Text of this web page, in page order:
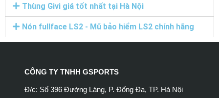
Thùng Givi giá tốt nhất tại Hà Nội
Nón fullface LS2 - Mũ bảo hiểm LS2 chính hãng
CÔNG TY TNHH GSPORTS
Đ/c: Số 396 Đường Láng, P. Đống Đa, TP. Hà Nội